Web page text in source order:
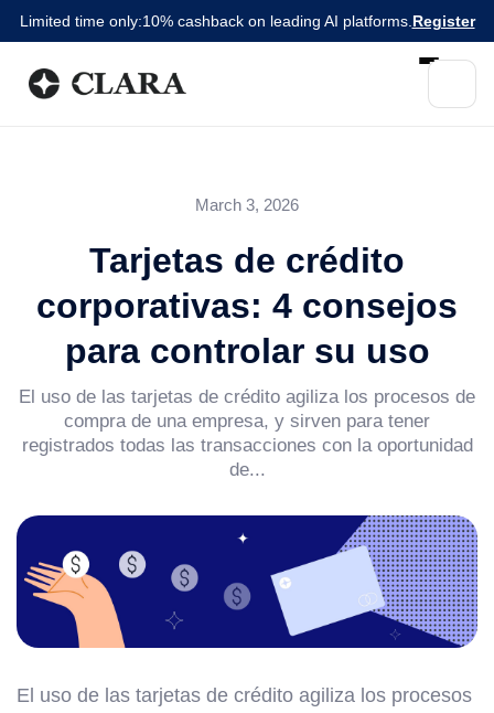
Limited time only:10% cashback on leading AI platforms. Register
March 3, 2026
Tarjetas de crédito
corporativas: 4 consejos
para controlar su uso
El uso de las tarjetas de crédito agiliza los procesos de
compra de una empresa, y sirven para tener
registrados todas las transacciones con la oportunidad
de...
El uso de las tarjetas de crédito agiliza los procesos